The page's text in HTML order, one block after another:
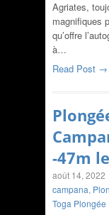
Agriates,
magnifiques
qu’offre
à…
Read Post →
-47m
août 14, 2022
campana,
Toga Plongée